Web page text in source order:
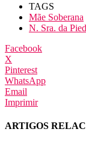
TAGS
Mãe Soberana
N. Sra. da
Facebook
X
Pinterest
WhatsApp
Email
Imprimir
ARTIGOS